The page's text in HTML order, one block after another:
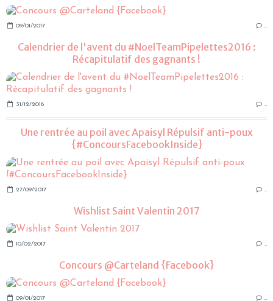
09/01/2017 …
Calendrier de l'avent du #NoelTeamPipelettes2016 :
Récapitulatif des gagnants !
31/12/2016 …
Une rentrée au poil avec Apaisyl Répulsif anti-poux
{#ConcoursFacebookInside}
27/09/2017 …
Wishlist Saint Valentin 2017
10/02/2017 …
Concours @Carteland {Facebook}
09/01/2017 …